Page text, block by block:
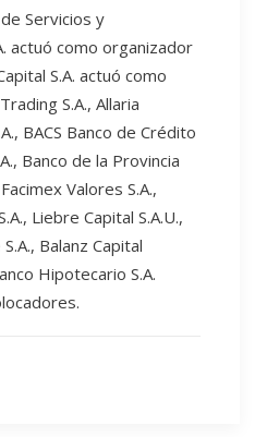
Servicios y
actuó como organizador
S.A. actuó como
S.A., Allaria
BACS Banco de Crédito
Banco de la Provincia
Valores S.A.,
Liebre Capital S.A.U.,
Balanz Capital
Hipotecario S.A.